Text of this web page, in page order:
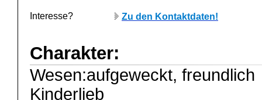
Interesse? Zu den Kontaktdaten!
Charakter:
Wesen:aufgeweckt, freundlich
Kinderlieb